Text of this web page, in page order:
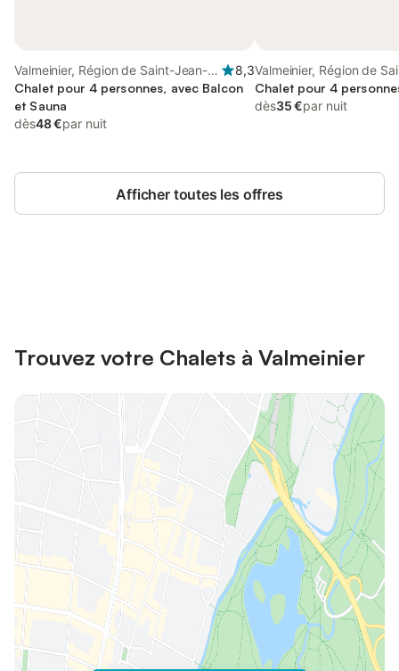
Valmeinier, Région de Saint-Jean-
de-Maurienne
8,3
Chalet pour 4 personnes, avec Balcon
et Sauna
dès48 €par nuit
Valmeinier, Région de
de-Maurienne
Chalet pour 4
dès35 €par nuit
Afficher toutes les offres
Trouvez votre Chalets à Valmeinier